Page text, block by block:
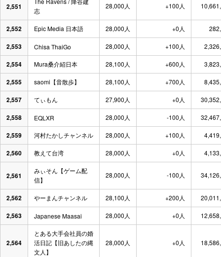
2,551
志
28,000人 +100人
2,552 Epic Media 日本語 28,000人 +0人
2,553 Chisa ThaiGo 28,000人 +100人
2,554 Mura桑介紹日本 28,100人 +600人
2,555 saomi【音散歩】 28,100人 +700人
2,557 てぃもん 27,900人 +0人
2,558 EQLXR 28,000人 -100人
2,559 河村たかしチャンネル 28,000人 +100人
2,560 教えて台湾 28,000人 +0人
2,561
みぃそん【ゲーム配
信】
28,000人 -100人
2,562 やーまんチャンネル 28,100人 +200人
2,563 Japanese Maasai 28,000人 +0人
2,564
とある大手会社員の婚
活日記【旧あしたの縄
文人】
28,000人 +0人